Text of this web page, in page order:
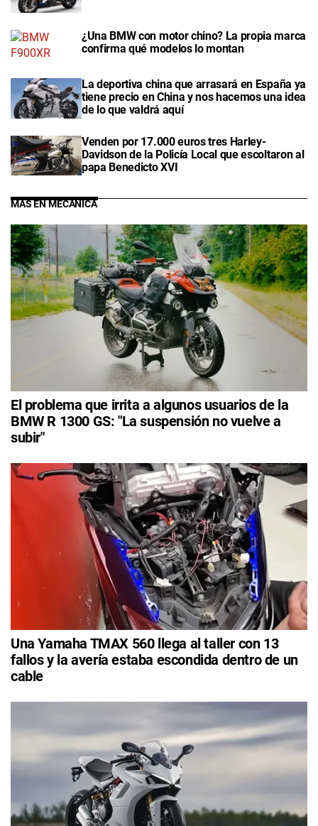
¿Una BMW con motor chino? La propia marca
confirma qué modelos lo montan
La deportiva china que arrasará en España ya
tiene precio en China y nos hacemos una idea
de lo que valdrá aquí
Venden por 17.000 euros tres Harley-
Davidson de la Policía Local que escoltaron al
papa Benedicto XVI
MÁS EN MECÁNICA
El problema que irrita a algunos usuarios de la
BMW R 1300 GS: "La suspensión no vuelve a
subir"
Una Yamaha TMAX 560 llega al taller con 13
fallos y la avería estaba escondida dentro de un
cable